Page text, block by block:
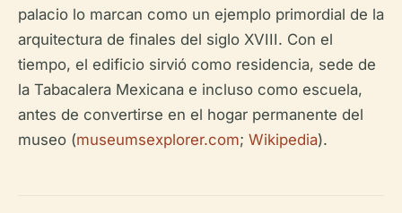
palacio lo marcan como un ejemplo primordial de la
arquitectura de finales del siglo XVIII. Con el
tiempo, el edificio sirvió como residencia, sede de
la Tabacalera Mexicana e incluso como escuela,
antes de convertirse en el hogar permanente del
museo (museumsexplorer.com; Wikipedia).